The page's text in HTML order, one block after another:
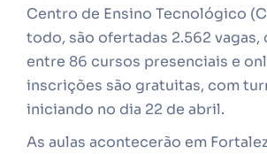
Centro de Ensino Tecnológico
todo, são ofertadas 2.562
entre 86 cursos presenciais e
inscrições são gratuitas, com
iniciando no dia 22 de abril.
As aulas acontecerão em